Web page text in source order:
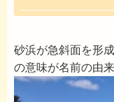
砂浜が急斜面を形
の意味が名前の由